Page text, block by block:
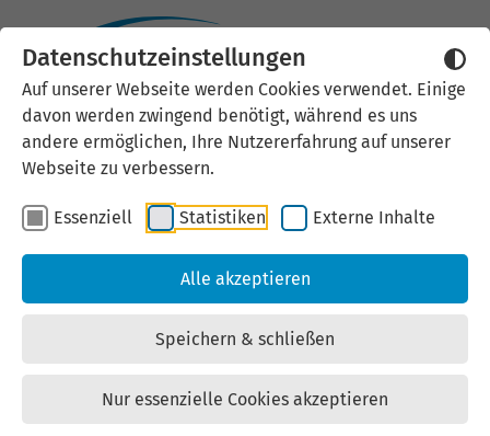
Datenschutzeinstellungen
Auf unserer Webseite werden Cookies verwendet. Einige
davon werden zwingend benötigt, während es uns
andere ermöglichen, Ihre Nutzererfahrung auf unserer
Webseite zu verbessern.
Essenziell Statistiken Externe Inhalte
Alle akzeptieren
Speichern & schließen
Nur essenzielle Cookies akzeptieren
Externen Inhalt laden
Wir verwenden auf unserer
Website externe Inhalte, um Ihnen
zusätzliche Informationen
anzubieten. Einige externe Inhalte
(z.B. Google Maps, Youtube)
können persönliche Daten (z.B. IP-
Mit der Bestätigung erklären Sie